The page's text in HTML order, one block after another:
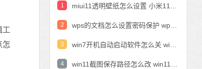
工
怎
1
2
3
4